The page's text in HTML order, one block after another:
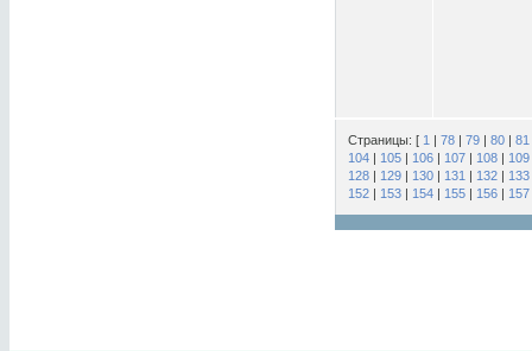
Страницы: [ 1 | 78 | 79 | 80 | 81
104 | 105 | 106 | 107 | 108 | 109
128 | 129 | 130 | 131 | 132 | 133
152 | 153 | 154 | 155 | 156 | 157